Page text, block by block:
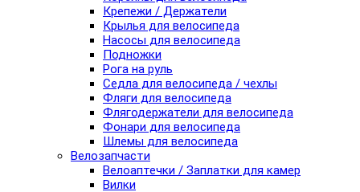
Крепежи / Держатели
Крылья для велосипеда
Насосы для велосипеда
Подножки
Рога на руль
Седла для велосипеда / чехлы
Фляги для велосипеда
Флягодержатели для велосипеда
Фонари для велосипеда
Шлемы для велосипеда
Велозапчасти
Велоаптечки / Заплатки для камер
Вилки